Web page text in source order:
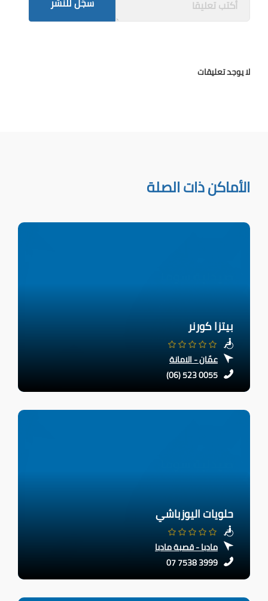
لا يوجد تعليقات
الأماكن ذات الصلة
بيتزا كورنر
عمّان - الامانة
(06) 523 0055
حلويات اليوزباشي
مادبا - قصبة مادبا
07 7538 3999